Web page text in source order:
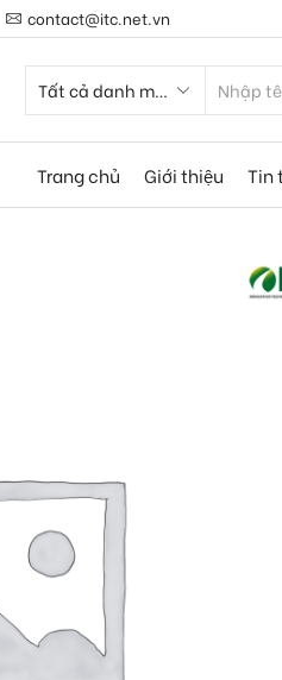
contact@itc.net.vn
Trang chủ Giới thiệu Tin